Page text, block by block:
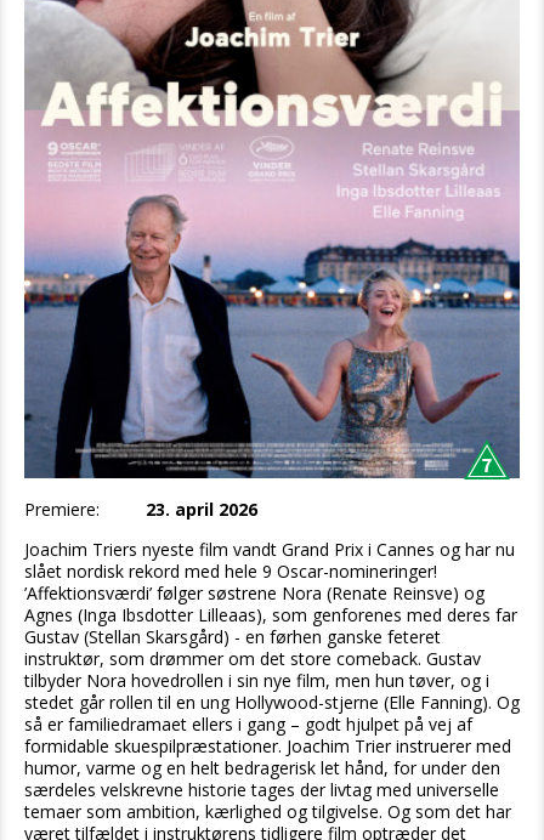
Premiere:
23. april 2026
Joachim Triers nyeste film vandt Grand Prix i Cannes og har nu
slået nordisk rekord med hele 9 Oscar-nomineringer!
’Affektionsværdi’ følger søstrene Nora (Renate Reinsve) og
Agnes (Inga Ibsdotter Lilleaas), som genforenes med deres far
Gustav (Stellan Skarsgård) - en førhen ganske feteret
instruktør, som drømmer om det store comeback. Gustav
tilbyder Nora hovedrollen i sin nye film, men hun tøver, og i
stedet går rollen til en ung Hollywood-stjerne (Elle Fanning). Og
så er familiedramaet ellers i gang – godt hjulpet på vej af
formidable skuespilpræstationer. Joachim Trier instruerer med
humor, varme og en helt bedragerisk let hånd, for under den
særdeles velskrevne historie tages der livtag med universelle
temaer som ambition, kærlighed og tilgivelse. Og som det har
været tilfældet i instruktørens tidligere film optræder det